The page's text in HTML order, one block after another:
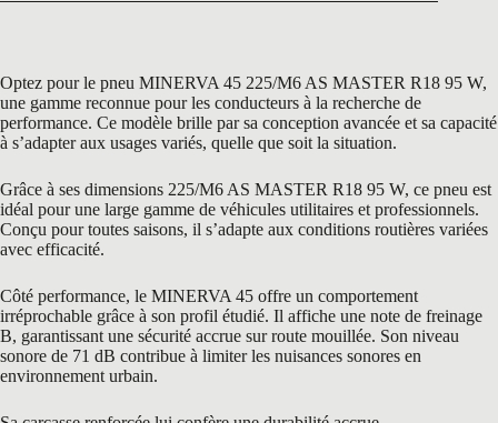
Optez pour le pneu MINERVA 45 225/M6 AS MASTER R18 95 W,
une gamme reconnue pour les conducteurs à la recherche de
performance. Ce modèle brille par sa conception avancée et sa capacité
à s’adapter aux usages variés, quelle que soit la situation.
Grâce à ses dimensions 225/M6 AS MASTER R18 95 W, ce pneu est
idéal pour une large gamme de véhicules utilitaires et professionnels.
Conçu pour toutes saisons, il s’adapte aux conditions routières variées
avec efficacité.
Côté performance, le MINERVA 45 offre un comportement
irréprochable grâce à son profil étudié. Il affiche une note de freinage
B, garantissant une sécurité accrue sur route mouillée. Son niveau
sonore de 71 dB contribue à limiter les nuisances sonores en
environnement urbain.